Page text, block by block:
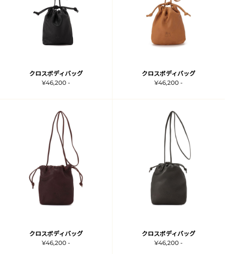
クロスボディバッグ
¥46,200 -
クロスボディバッグ
¥46,200 -
クロスボディバッグ
¥46,200 -
クロスボディバッグ
¥46,200 -